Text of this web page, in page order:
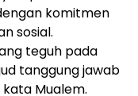
komitmen
sosial.
teguh pada
tanggung jawab
Mualem.